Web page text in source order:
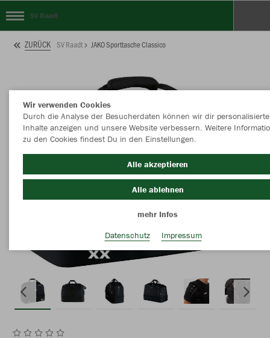
SV Raadt
ZURÜCK SV Raadt JAKO Sporttasche Classico
Wir verwenden Cookies
Durch die Analyse der Besucherdaten können wir dir personalisierte
Inhalte anzeigen und unsere Website verbessern. Weitere
zu den Cookies findest Du in den Einstellungen.
Alle akzeptieren
Alle ablehnen
mehr Infos
Datenschutz
Impressum